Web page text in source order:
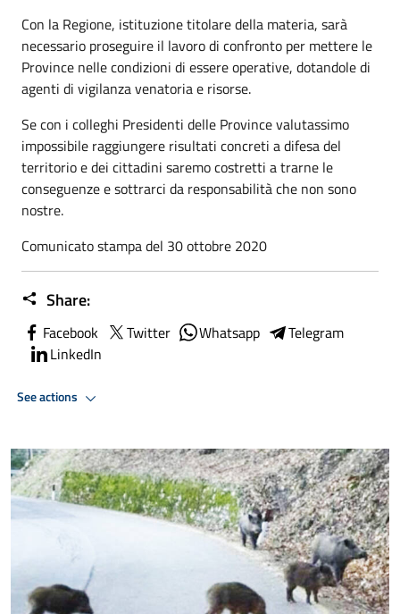
Con la Regione, istituzione titolare della materia, sarà
necessario proseguire il lavoro di confronto per mettere le
Province nelle condizioni di essere operative, dotandole di
agenti di vigilanza venatoria e risorse.
Se con i colleghi Presidenti delle Province valutassimo
impossibile raggiungere risultati concreti a difesa del
territorio e dei cittadini saremo costretti a trarne le
conseguenze e sottrarci da responsabilità che non sono
nostre.
Comunicato stampa del 30 ottobre 2020
Share:
Facebook Twitter Whatsapp
Telegram
LinkedIn
See actions